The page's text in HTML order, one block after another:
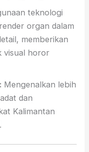
teknologi
organ dalam
memberikan
visual horor
Mengenalkan lebih
dan
Kalimantan